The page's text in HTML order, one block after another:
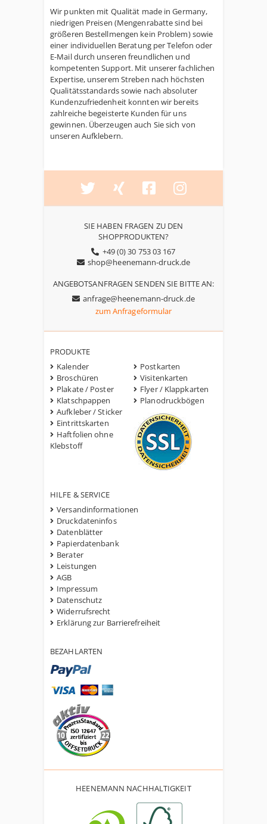
Wir punkten mit Qualität made in Germany,
niedrigen Preisen (Mengenrabatte sind bei
größeren Bestellmengen kein Problem) sowie
einer individuellen Beratung per Telefon oder
E-Mail durch unseren freundlichen und
kompetenten Support. Mit unserer fachlichen
Expertise, unserem Streben nach höchsten
Qualitätsstandards sowie nach absoluter
Kundenzufriedenheit konnten wir bereits
zahlreiche begeisterte Kunden für uns
gewinnen. Überzeugen auch Sie sich von
unseren Aufklebern.
SIE HABEN FRAGEN ZU DEN
SHOPPRODUKTEN?
+49 (0) 30 753 03 167
shop@heenemann-druck.de
ANGEBOTSANFRAGEN SENDEN SIE BITTE AN:
anfrage@heenemann-druck.de
zum Anfrageformular
PRODUKTE
Kalender
Broschüren
Plakate / Poster
Klatschpappen
Aufkleber / Sticker
Eintrittskarten
Haftfolien ohne
Klebstoff
Postkarten
Visitenkarten
Flyer / Klappkarten
Planodruckbögen
HILFE & SERVICE
Versandinformationen
Druckdateninfos
Datenblätter
Papierdatenbank
Berater
Leistungen
AGB
Impressum
Datenschutz
Widerrufsrecht
Erklärung zur Barrierefreiheit
BEZAHLARTEN
HEENEMANN NACHHALTIGKEIT